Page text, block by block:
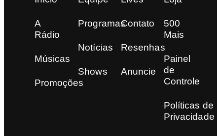
A
Rádio
Músicas
Promoções
Programas
Notícias
Shows
Contato
Resenhas
Anuncie
500
Mais
Painel
de
Controle
Políticas de
Privacidade